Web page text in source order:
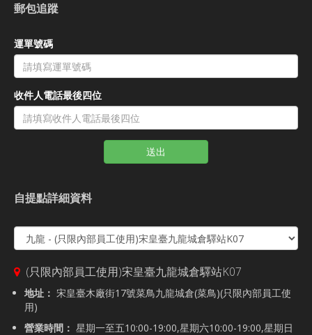
郵包追蹤
運單號碼
收件人電話最後四位
送出
自提點詳細資料
(只限內部員工使用)宋皇臺九龍城倉驛站K07
地址： 宋皇臺木廠街17號菜鳥九龍城倉(菜鳥)(只限內部員工使
用)
營業時間： 星期一至五10:00-19:00,星期六10:00-19:00,星期日